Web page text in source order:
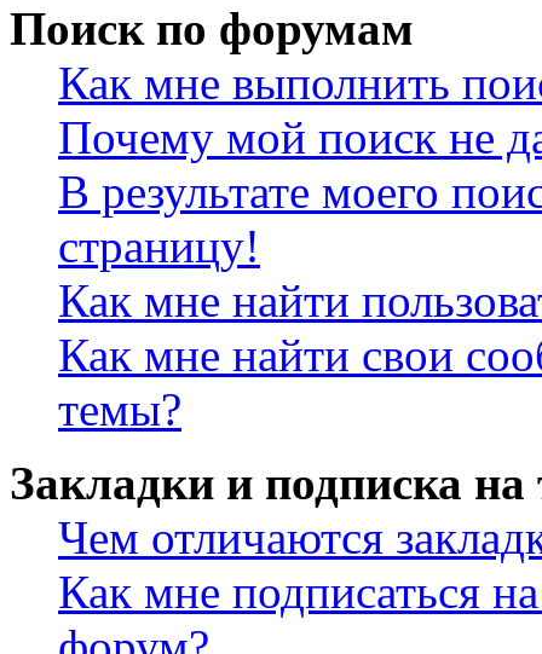
Поиск по форумам
Как мне выполнить
Почему мой поиск не
В результате моего
страницу!
Как мне найти
Как мне найти свои
темы?
Закладки и подписка
Чем отличаются
Как мне подписаться